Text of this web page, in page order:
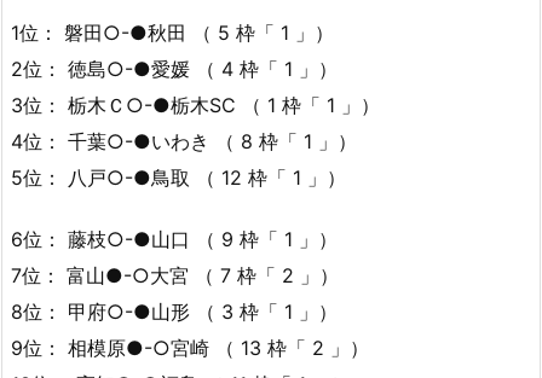
1位： 磐田○-●秋田 （ 5 枠「 1 」）
2位： 徳島○-●愛媛 （ 4 枠「 1 」）
3位： 栃木Ｃ○-●栃木SC （ 1 枠「 1 」）
4位： 千葉○-●いわき （ 8 枠「 1 」）
5位： 八戸○-●鳥取 （ 12 枠「 1 」）
6位： 藤枝○-●山口 （ 9 枠「 1 」）
7位： 富山●-○大宮 （ 7 枠「 2 」）
8位： 甲府○-●山形 （ 3 枠「 1 」）
9位： 相模原●-○宮崎 （ 13 枠「 2 」）